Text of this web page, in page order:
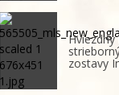
zostavy